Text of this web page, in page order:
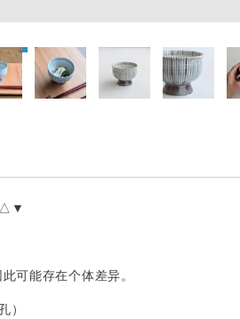
可能存在个体差异。
）